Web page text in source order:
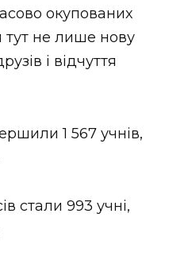
окупованих
тут не лише нову
і відчуття
1 567 учнів,
стали 993 учні,